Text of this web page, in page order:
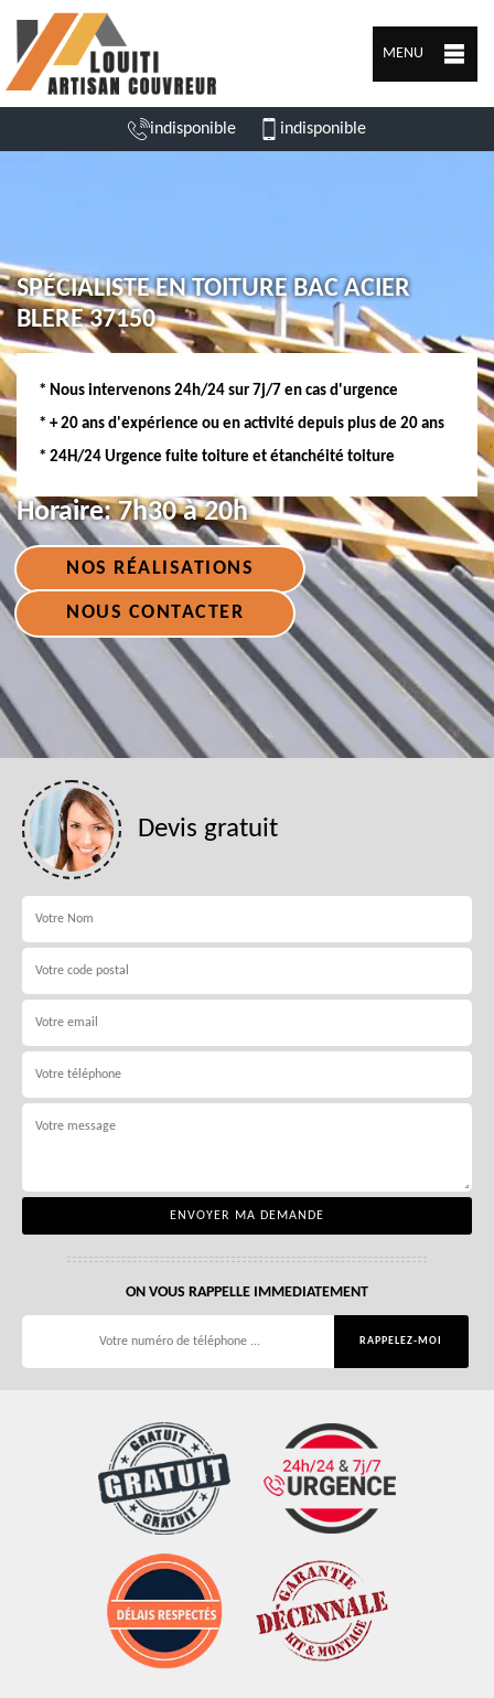
MENU
indisponible indisponible
SPÉCIALISTE EN TOITURE BAC ACIER
BLERE 37150
* Nous intervenons 24h/24 sur 7j/7 en cas d'urgence
* + 20 ans d'expérience ou en activité depuis plus de 20 ans
* 24H/24 Urgence fuite toiture et étanchéité toiture
Horaire:7h30 à 20h
NOS RÉALISATIONS
NOUS CONTACTER
Devis gratuit
ON VOUS RAPPELLE IMMEDIATEMENT